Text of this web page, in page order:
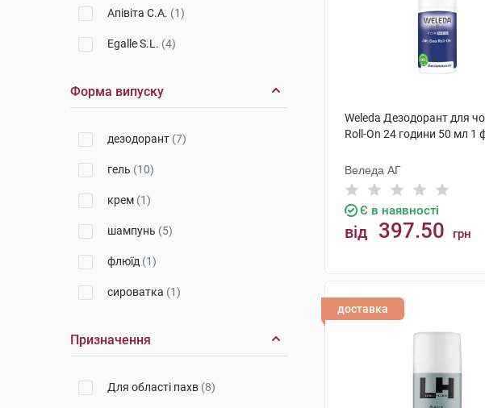
Апівіта С.А. (1)
Egalle S.L. (4)
Форма випуску
дезодорант (7)
гель (10)
крем (1)
шампунь (5)
флюїд (1)
сироватка (1)
Призначення
Для області пахв (8)
Weleda Дезодорант для
Roll-On 24 години 50 мл 1
Веледа АГ
Є в наявності
від 397.50 грн
доставка